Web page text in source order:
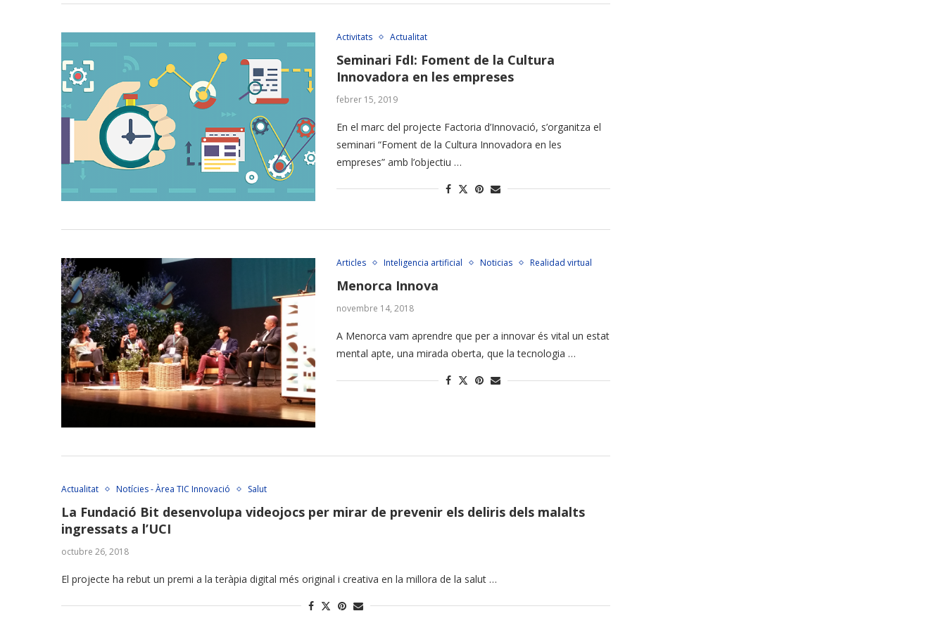
Activitats Actualitat
Seminari FdI: Foment de la Cultura
Innovadora en les empreses
febrer 15, 2019
En el marc del projecte Factoria d’Innovació, s’organitza el
seminari “Foment de la Cultura Innovadora en les
empreses” amb l’objectiu …
Articles Inteligencia artificial Noticias Realidad virtual
Menorca Innova
novembre 14, 2018
A Menorca vam aprendre que per a innovar és vital un estat
mental apte, una mirada oberta, que la tecnologia …
Actualitat Notícies - Àrea TIC Innovació Salut
La Fundació Bit desenvolupa videojocs per mirar de prevenir els deliris dels malalts
ingressats a l’UCI
octubre 26, 2018
El projecte ha rebut un premi a la teràpia digital més original i creativa en la millora de la salut …